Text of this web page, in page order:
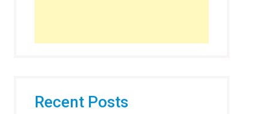
Recent Posts